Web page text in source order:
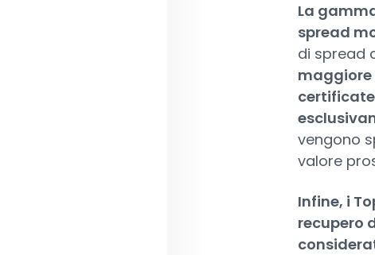
La
spread
di spread
maggiore
vengono
valore
Infine, i
recupero